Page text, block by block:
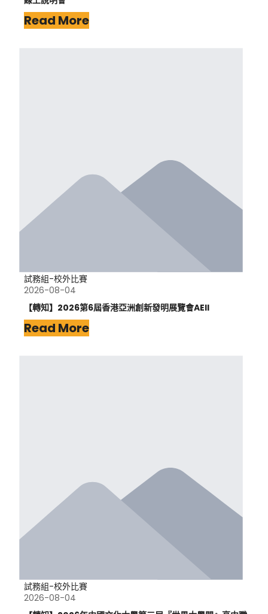
Read More
試務組-校外比賽
2026-08-04
【轉知】2026第6屆香港亞洲創新發明展覽會AEII
Read More
試務組-校外比賽
2026-08-04